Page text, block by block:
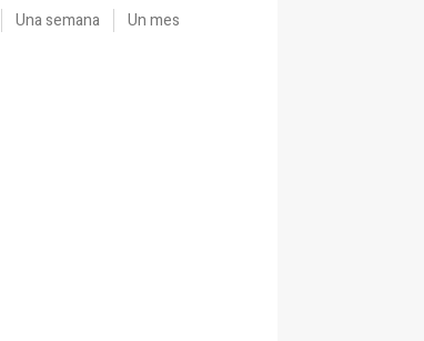
Una semana Un mes